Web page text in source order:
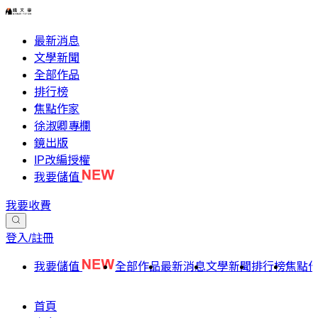
最新消息
文學新聞
全部作品
排行榜
焦點作家
徐淑卿專欄
鏡出版
IP改編授權
我要儲值
我要收費
登入/註冊
我要儲值 全部作品最新消息文學新聞排行榜焦點
首頁